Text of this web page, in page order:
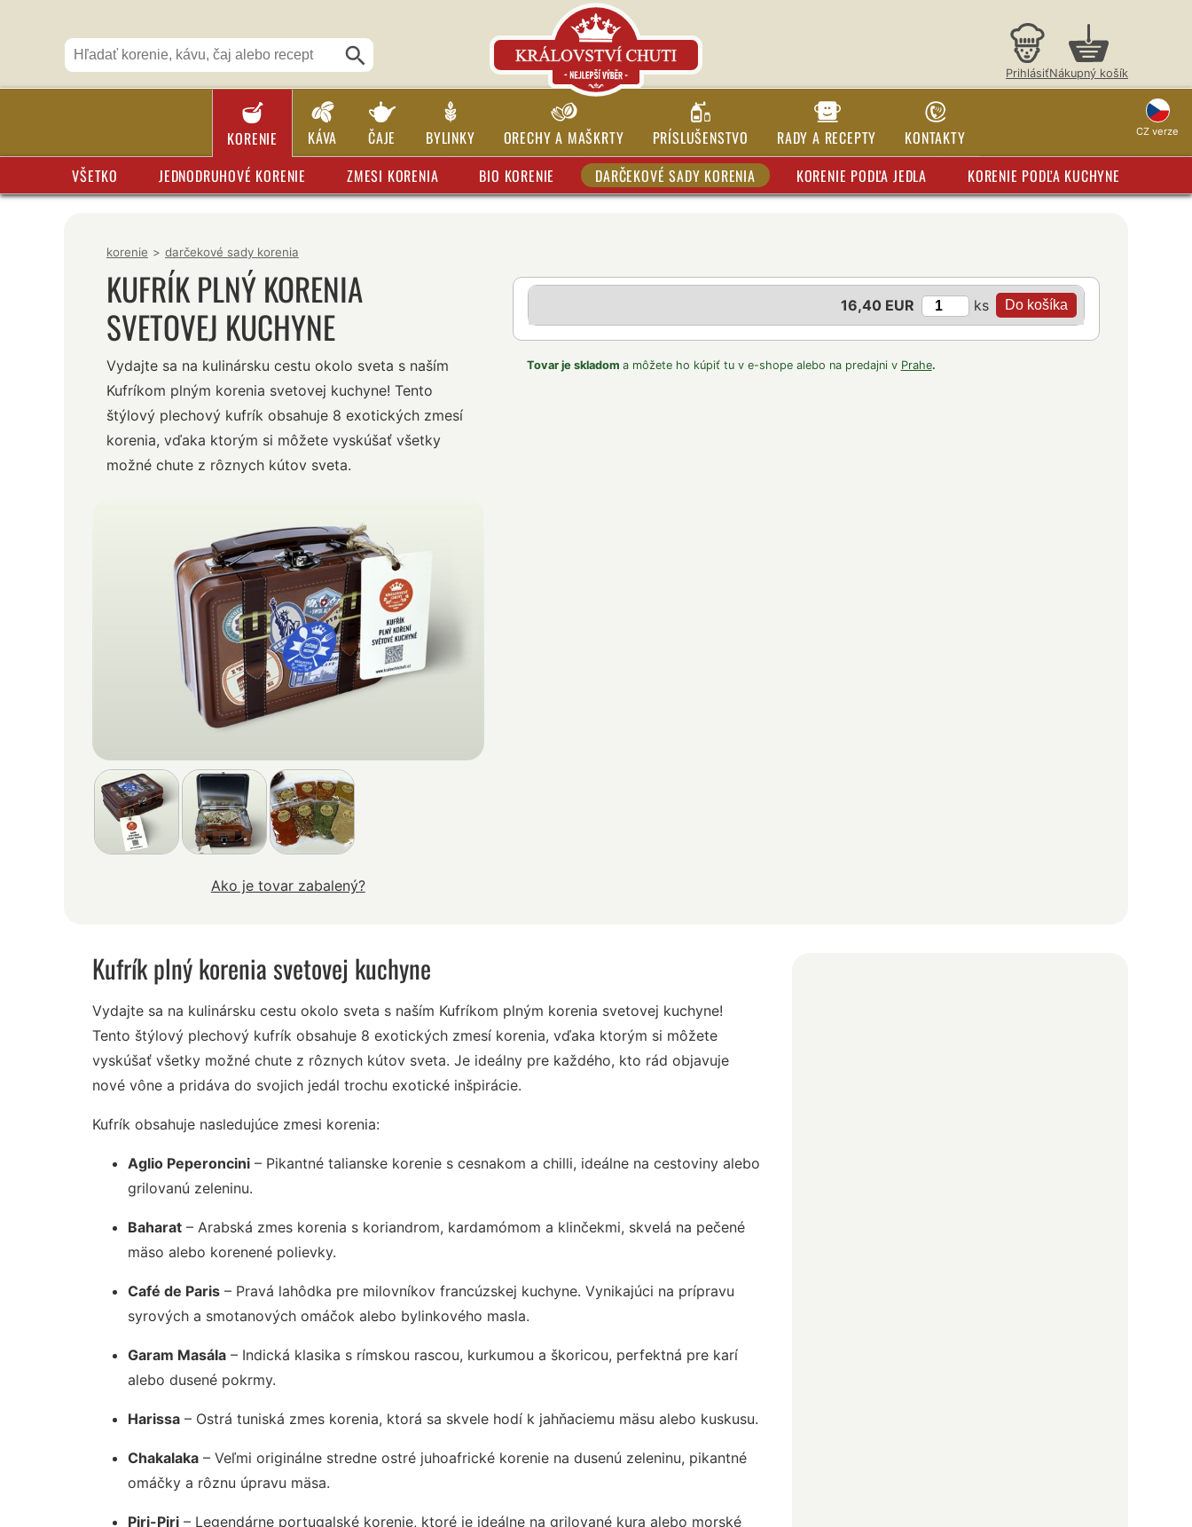
PrihlásiťNákupný košík
KORENIE KÁVA ČAJE BYLINKY ORECHY A MAŠKRTY PRÍSLUŠENSTVO RADY A RECEPTY KONTAKTY CZ verze
VŠETKO JEDNODRUHOVÉ KORENIE ZMESI KORENIA BIO KORENIE DARČEKOVÉ SADY KORENIA KORENIE PODĽA JEDLA KORENIE PODĽA KUCHYNE
korenie > darčekové sady korenia
KUFRÍK PLNÝ KORENIA
SVETOVEJ KUCHYNE
Vydajte sa na kulinársku cestu okolo sveta s naším
Kufríkom plným korenia svetovej kuchyne! Tento
štýlový plechový kufrík obsahuje 8 exotických zmesí
korenia, vďaka ktorým si môžete vyskúšať všetky
možné chute z rôznych kútov sveta.
Ako je tovar zabalený?
16,40 EUR ks
Tovar je skladom a môžete ho kúpiť tu v e-shope alebo na predajni v Prahe.
Kufrík plný korenia svetovej kuchyne
Vydajte sa na kulinársku cestu okolo sveta s naším Kufríkom plným korenia svetovej kuchyne!
Tento štýlový plechový kufrík obsahuje 8 exotických zmesí korenia, vďaka ktorým si môžete
vyskúšať všetky možné chute z rôznych kútov sveta. Je ideálny pre každého, kto rád objavuje
nové vône a pridáva do svojich jedál trochu exotické inšpirácie.
Kufrík obsahuje nasledujúce zmesi korenia:
Aglio Peperoncini – Pikantné talianske korenie s cesnakom a chilli, ideálne na cestoviny alebo
grilovanú zeleninu.
Baharat – Arabská zmes korenia s koriandrom, kardamómom a klinčekmi, skvelá na pečené
mäso alebo korenené polievky.
Café de Paris – Pravá lahôdka pre milovníkov francúzskej kuchyne. Vynikajúci na prípravu
syrových a smotanových omáčok alebo bylinkového masla.
Garam Masála – Indická klasika s rímskou rascou, kurkumou a škoricou, perfektná pre karí
alebo dusené pokrmy.
Harissa – Ostrá tuniská zmes korenia, ktorá sa skvele hodí k jahňaciemu mäsu alebo kuskusu.
Chakalaka – Veľmi originálne stredne ostré juhoafrické korenie na dusenú zeleninu, pikantné
omáčky a rôznu úpravu mäsa.
Piri-Piri – Legendárne portugalské korenie, ktoré je ideálne na grilované kura alebo morské